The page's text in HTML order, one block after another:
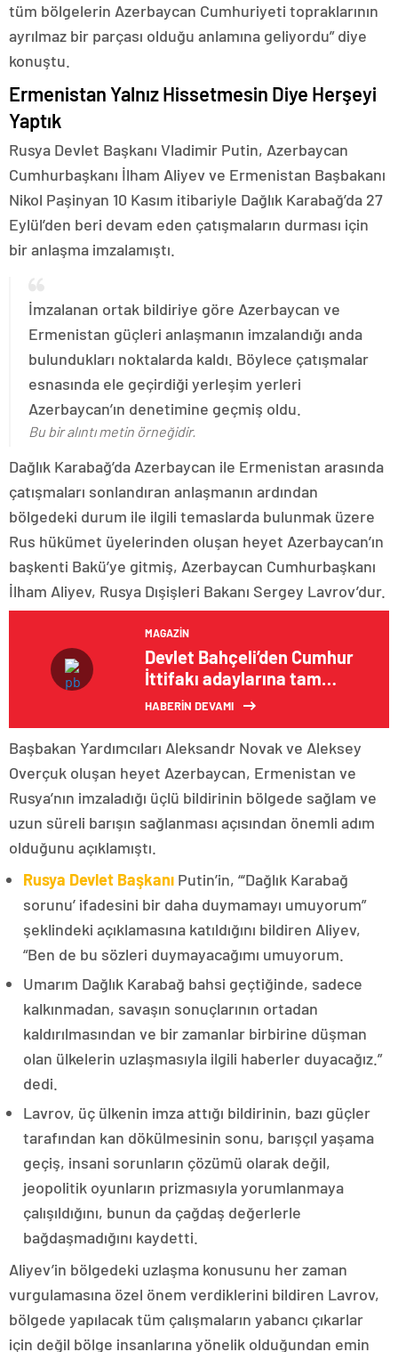
tüm bölgelerin Azerbaycan Cumhuriyeti topraklarının
ayrılmaz bir parçası olduğu anlamına geliyordu” diye
konuştu.
Ermenistan Yalnız Hissetmesin Diye Herşeyi
Yaptık
Rusya Devlet Başkanı Vladimir Putin, Azerbaycan
Cumhurbaşkanı İlham Aliyev ve Ermenistan Başbakanı
Nikol Paşinyan 10 Kasım itibariyle Dağlık Karabağ’da 27
Eylül’den beri devam eden çatışmaların durması için
bir anlaşma imzalamıştı.
İmzalanan ortak bildiriye göre Azerbaycan ve
Ermenistan güçleri anlaşmanın imzalandığı anda
bulundukları noktalarda kaldı. Böylece çatışmalar
esnasında ele geçirdiği yerleşim yerleri
Azerbaycan’ın denetimine geçmiş oldu.
Bu bir alıntı metin örneğidir.
Dağlık Karabağ’da Azerbaycan ile Ermenistan arasında
çatışmaları sonlandıran anlaşmanın ardından
bölgedeki durum ile ilgili temaslarda bulunmak üzere
Rus hükümet üyelerinden oluşan heyet Azerbaycan’ın
başkenti Bakü’ye gitmiş, Azerbaycan Cumhurbaşkanı
İlham Aliyev, Rusya Dışişleri Bakanı Sergey Lavrov’dur.
MAGAZIN
Devlet Bahçeli’den Cumhur
İttifakı adaylarına tam
destek açıklaması
HABERİN DEVAMI
Başbakan Yardımcıları Aleksandr Novak ve Aleksey
Overçuk oluşan heyet Azerbaycan, Ermenistan ve
Rusya’nın imzaladığı üçlü bildirinin bölgede sağlam ve
uzun süreli barışın sağlanması açısından önemli adım
olduğunu açıklamıştı.
Rusya Devlet Başkanı Putin’in, “‘Dağlık Karabağ
sorunu’ ifadesini bir daha duymamayı umuyorum”
şeklindeki açıklamasına katıldığını bildiren Aliyev,
“Ben de bu sözleri duymayacağımı umuyorum.
Umarım Dağlık Karabağ bahsi geçtiğinde, sadece
kalkınmadan, savaşın sonuçlarının ortadan
kaldırılmasından ve bir zamanlar birbirine düşman
olan ülkelerin uzlaşmasıyla ilgili haberler duyacağız.”
dedi.
Lavrov, üç ülkenin imza attığı bildirinin, bazı güçler
tarafından kan dökülmesinin sonu, barışçıl yaşama
geçiş, insani sorunların çözümü olarak değil,
jeopolitik oyunların prizmasıyla yorumlanmaya
çalışıldığını, bunun da çağdaş değerlerle
bağdaşmadığını kaydetti.
Aliyev’in bölgedeki uzlaşma konusunu her zaman
vurgulamasına özel önem verdiklerini bildiren Lavrov,
bölgede yapılacak tüm çalışmaların yabancı çıkarlar
için değil bölge insanlarına yönelik olduğundan emin